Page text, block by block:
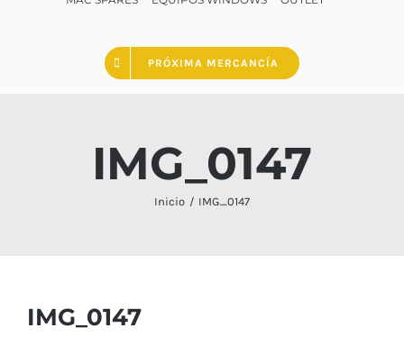
PRÓXIMA MERCANCÍA
IMG_0147
Inicio IMG_0147
IMG_0147